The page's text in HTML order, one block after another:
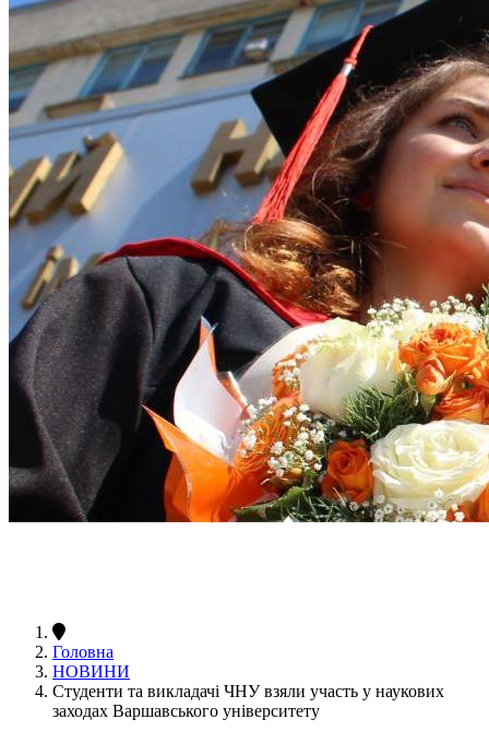
Головна
НОВИНИ
Студенти та викладачі ЧНУ взяли участь у наукових
заходах Варшавського університету